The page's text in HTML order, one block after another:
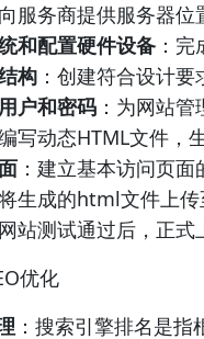
向服务商提供服务器位
和配置硬件设备 ：
构 ：创建符合设计要
户和密码 ：为网站
编写动态HTML文件，
：建立基本访问页
将生成的html文件上
网站测试通过后，正式
优化
：搜索引擎排名是